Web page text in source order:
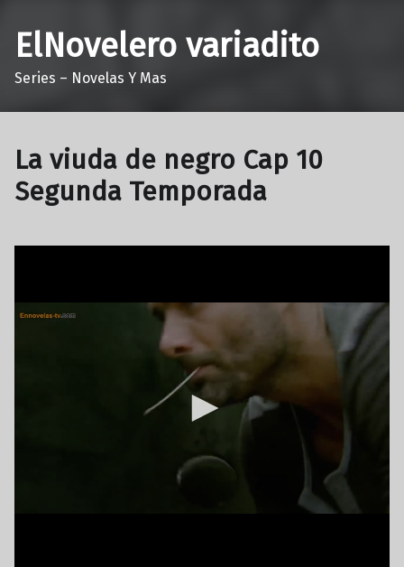
ElNovelero variadito
Series – Novelas Y Mas
La viuda de negro Cap 10
Segunda Temporada